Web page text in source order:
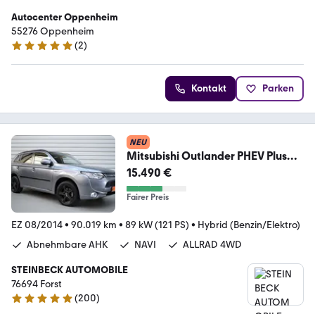
Autocenter Oppenheim
55276 Oppenheim
5 Sterne
(2)
Kontakt Parken
NEU
Mitsubishi Outlander PHEV Plus
4WD+Navi+AHK
15.490 €
Fairer Preis
EZ 08/2014• 90.019 km • 89 kW (121 PS) • Hybrid (Benzin/Elektro)
Abnehmbare AHK
NAVI ALLRAD 4WD
STEINBECK AUTOMOBILE
76694 Forst
4.8 Sterne
(200)